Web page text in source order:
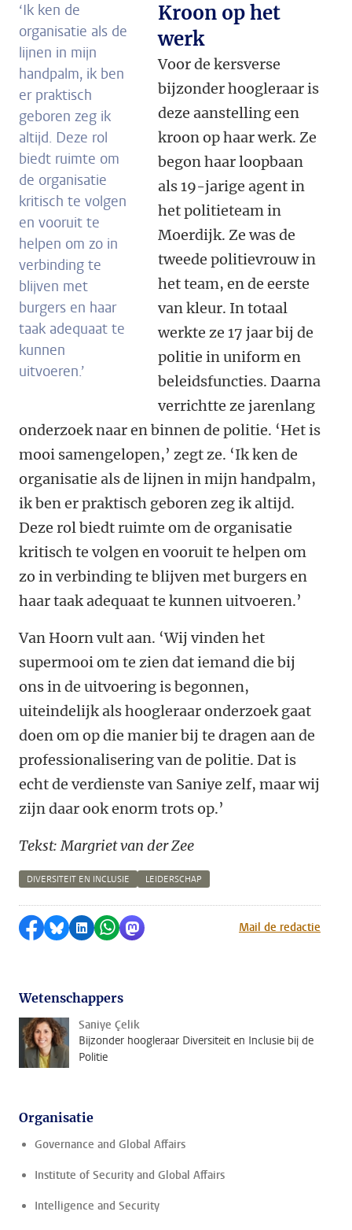
‘Ik ken de
organisatie als de
lijnen in mijn
handpalm, ik ben
er praktisch
geboren zeg ik
altijd. Deze rol
biedt ruimte om
de organisatie
kritisch te volgen
en vooruit te
helpen om zo in
verbinding te
blijven met
burgers en haar
taak adequaat te
kunnen
uitvoeren.’
Kroon op het
werk
Voor de kersverse
bijzonder hoogleraar is
deze aanstelling een
kroon op haar werk. Ze
begon haar loopbaan
als 19-jarige agent in
het politieteam in
Moerdijk. Ze was de
tweede politievrouw in
het team, en de eerste
van kleur. In totaal
werkte ze 17 jaar bij de
politie in uniform en
beleidsfuncties. Daarna
verrichtte ze jarenlang
onderzoek naar en binnen de politie. ‘Het is
mooi samengelopen,’ zegt ze. ‘Ik ken de
organisatie als de lijnen in mijn handpalm,
ik ben er praktisch geboren zeg ik altijd.
Deze rol biedt ruimte om de organisatie
kritisch te volgen en vooruit te helpen om
zo in verbinding te blijven met burgers en
haar taak adequaat te kunnen uitvoeren.’
Van Hoorn vult aan. ‘Wij vinden het
supermooi om te zien dat iemand die bij
ons in de uitvoering is begonnen,
uiteindelijk als hoogleraar onderzoek gaat
doen om op die manier bij te dragen aan de
professionalisering van de politie. Dat is
echt de verdienste van Saniye zelf, maar wij
zijn daar ook enorm trots op.’
Tekst: Margriet van der Zee
DIVERSITEIT EN INCLUSIE LEIDERSCHAP
Delen op Facebook
Delen via Bluesky
Delen op LinkedIn
Delen via WhatsApp
Delen via MastodonMail de redactie
Wetenschappers
Saniye Çelik
Bijzonder hoogleraar Diversiteit en Inclusie bij de
Politie
Organisatie
Governance and Global Affairs
Institute of Security and Global Affairs
Intelligence and Security